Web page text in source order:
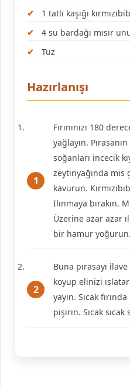
1 tatlı kaşığı
4 su bardağı mısır
Tuz
Hazırlanışı
Fırınınızı 180
yağlayın.
soğanları incecik
zeytinyağında mis
kavurun.
Ilınmaya bırakın.
Üzerine azar azar
bir hamur yoğurun.
Buna pırasayı
koyup elinizi
yayın. Sıcak
pişirin. Sıcak